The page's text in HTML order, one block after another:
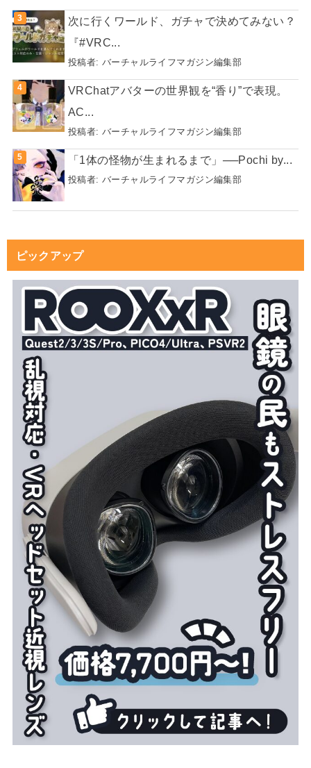
次に行くワールド、ガチャで決めてみない？
『#VRC...
投稿者: バーチャルライフマガジン編集部
VRChatアバターの世界観を“香り”で表現。
AC...
投稿者: バーチャルライフマガジン編集部
「1体の怪物が生まれるまで」──Pochi by...
投稿者: バーチャルライフマガジン編集部
ピックアップ